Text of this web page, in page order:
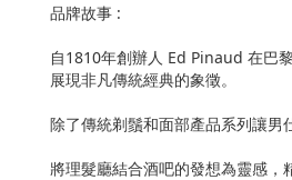
品牌故事 :
自1810年創辦人 Ed Pinaud 在巴
展現非凡傳統經典的象徵。
除了傳統剃鬚和面部產品系列讓
將理髮廳結合酒吧的發想為靈感